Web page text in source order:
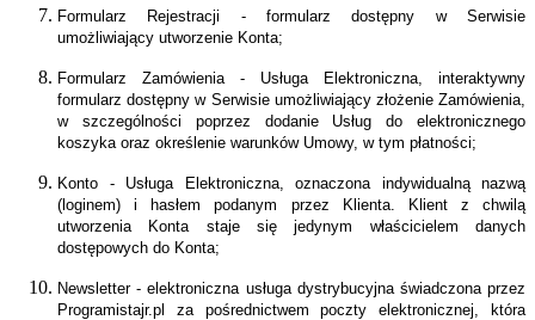
Formularz Rejestracji - formularz dostępny w Serwisie
umożliwiający utworzenie Konta;
Formularz Zamówienia - Usługa Elektroniczna, interaktywny
formularz dostępny w Serwisie umożliwiający złożenie Zamówienia,
w szczególności poprzez dodanie Usług do elektronicznego
koszyka oraz określenie warunków Umowy, w tym płatności;
Konto - Usługa Elektroniczna, oznaczona indywidualną nazwą
(loginem) i hasłem podanym przez Klienta. Klient z chwilą
utworzenia Konta staje się jedynym właścicielem danych
dostępowych do Konta;
Newsletter - elektroniczna usługa dystrybucyjna świadczona przez
Programistajr.pl za pośrednictwem poczty elektronicznej, która